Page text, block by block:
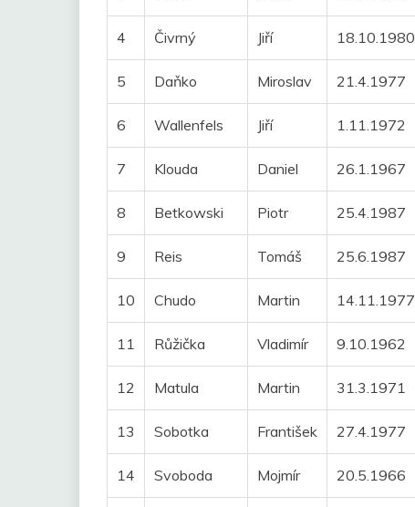
4 Čivrný Jiří 18.10.1980
5 Daňko Miroslav 21.4.1977
6 Wallenfels Jiří 1.11.1972
7 Klouda Daniel 26.1.1967
8 Betkowski Piotr 25.4.1987
9 Reis Tomáš 25.6.1987
10 Chudo Martin 14.11.1977
11 Růžička Vladimír 9.10.1962
12 Matula Martin 31.3.1971
13 Sobotka František 27.4.1977
14 Svoboda Mojmír 20.5.1966